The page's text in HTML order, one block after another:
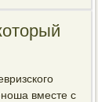
вместе с